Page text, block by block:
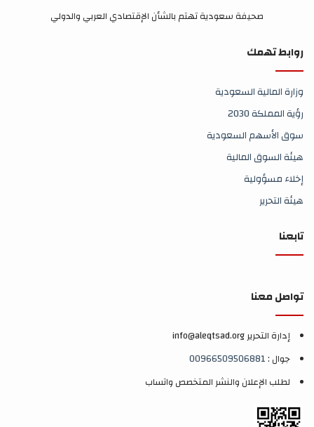
صحيفة سعودية تهتم بالشأن الإقتصادي العربي والدولي
روابط تهمك
وزارة المالية السعودية
رؤية المملكة 2030
سوق الأسهم السعودية
هيئة السوق المالية
إخلاء مسؤولية
هيئة التحرير
تابعنا
تواصل معنا
إدارة التحرير info@aleqtsad.org
جوال :00966509506881
لطلب الإعلان والنشر المتخصص واتساب